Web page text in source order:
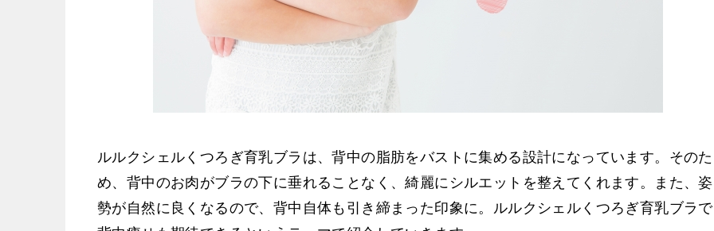
ルルクシェルくつろぎ育乳ブラは、背中の脂肪をバストに集める設計になっています。そのた
め、背中のお肉がブラの下に垂れることなく、綺麗にシルエットを整えてくれます。また、姿
勢が自然に良くなるので、背中自体も引き締まった印象に。ルルクシェルくつろぎ育乳ブラで